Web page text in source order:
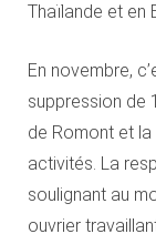
Thaïlande et en
En novembre,
suppression de
de Romont et
activités. La
soulignant au
ouvrier